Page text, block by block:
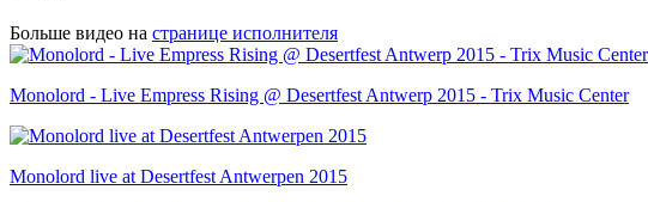
Больше видео на странице исполнителя
Monolord - Live Empress Rising @ Desertfest Antwerp 2015 - Trix Music Center
Monolord live at Desertfest Antwerpen 2015